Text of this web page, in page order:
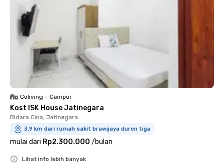
Coliving • Campur
Kost ISK House Jatinegara
Bidara Cina, Jatinegara
3.9 km dari rumah sakit brawijaya duren tiga
mulai dari Rp2.300.000 /bulan
Lihat info lebih banyak